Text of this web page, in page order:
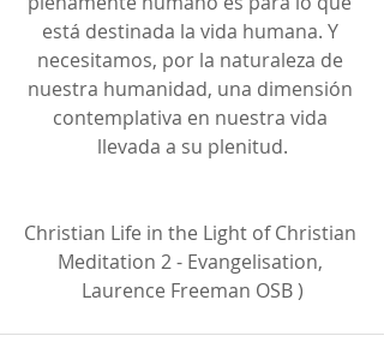
está destinada la vida humana. Y
necesitamos, por la naturaleza de
nuestra humanidad, una dimensión
contemplativa en nuestra vida
llevada a su plenitud.
Christian Life in the Light of Christian
Meditation 2 - Evangelisation,
Laurence Freeman OSB )